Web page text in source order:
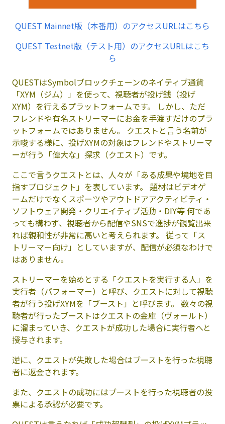
QUEST Mainnet版（本番用）のアクセスURLはこちら
QUEST Testnet版（テスト用）のアクセスURLはこち
ら
QUESTはSymbolブロックチェーンのネイティブ通貨
「XYM（ジム）」を使って、視聴者が投げ銭（投げ
XYM）を行えるプラットフォームです。 しかし、ただ
フレンドや有名ストリーマーにお金を手渡すだけのプラ
ットフォームではありません。 クエストと言う名前が
示唆する様に、投げXYMの対象はフレンドやストリーマ
ーが行う「偉大な」探求（クエスト）です。
ここで言うクエストとは、人々が「ある成果や境地を目
指すプロジェクト」を表しています。 題材はビデオゲ
ームだけでなくスポーツやアウトドアアクティビティ・
ソフトウェア開発・クリエイティブ活動・DIY等 何であ
っても構わず、視聴者から配信やSNSで進捗が観覧出来
れば親和性が非常に高いと考えられます。 従って「ス
トリーマー向け」としていますが、配信が必須なわけで
はありません。
ストリーマーを始めとする「クエストを実行する人」を
実行者（パフォーマー）と呼び、クエストに対して視聴
者が行う投げXYMを「ブースト」と呼びます。 数々の視
聴者が行ったブーストはクエストの金庫（ヴォールト）
に溜まっていき、クエストが成功した場合に実行者へと
授与されます。
逆に、クエストが失敗した場合はブーストを行った視聴
者に返金されます。
また、クエストの成功にはブーストを行った視聴者の投
票による承認が必要です。